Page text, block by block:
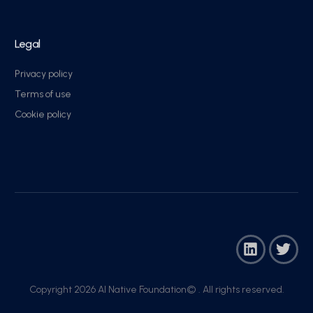
Legal
Privacy policy
Terms of use
Cookie policy
Copyright 2026 AI Native Foundation© . All rights reserved.​